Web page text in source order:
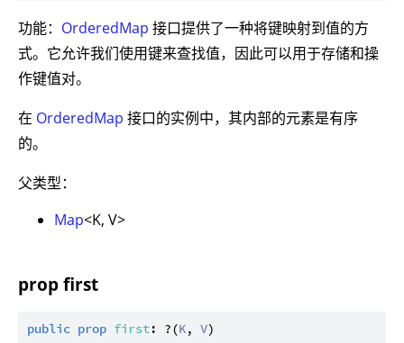
功能： OrderedMap 接口提供了一种将键映射到值的方
式。它允许我们使用键来查找值，因此可以用于存储和操
作键值对。
在 OrderedMap 接口的实例中，其内部的元素是有序
的。
父类型：
Map<K, V>
prop first
public prop first: ?(K, V